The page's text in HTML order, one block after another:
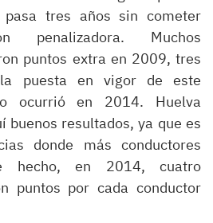
pasa tres años sin cometer
penalizadora. Muchos
puntos extra en 2009, tres
puesta en vigor de este
ocurrió en 2014. Huelva
buenos resultados, ya que es
donde más conductores
hecho, en 2014, cuatro
puntos por cada conductor